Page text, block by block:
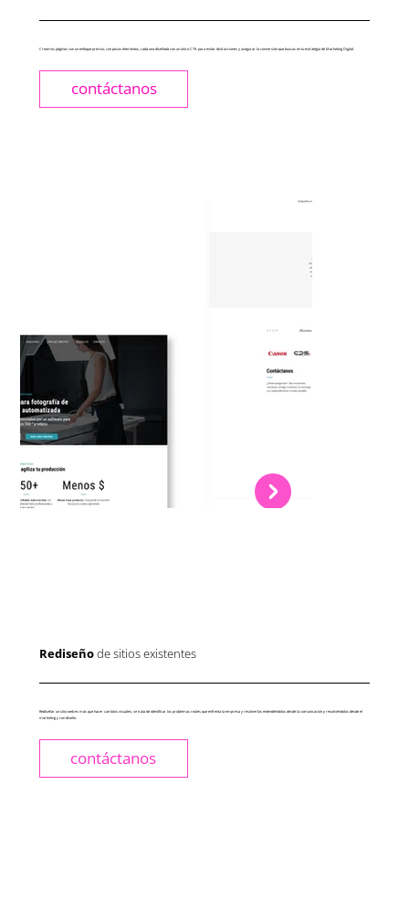
Creamos páginas con un enfoque preciso, con pocos elementos, cada una diseñada con un único CTA para evitar distracciones y asegurar la conversión que buscas en tu estrategia de Marketing Digital.
contáctanos
Rediseñode sitios existentes
Rediseñar un sitio web es más que hacer cambios visuales; se trata de identificar los problemas reales que enfrenta la empresa y resolverlos entendiéndolos desde la comunicación y resolviéndolos desde el
marketing y con diseño.
contáctanos